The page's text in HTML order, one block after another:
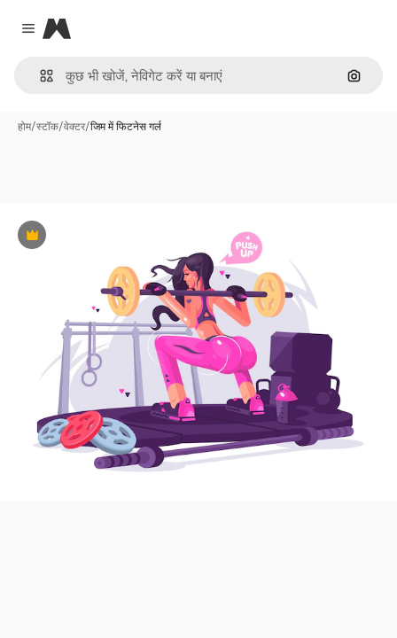
Close menu
Magnific
इमेज से
होम/स्टॉक/वेक्टर/जिम में फिटनेस गर्ल
Premium